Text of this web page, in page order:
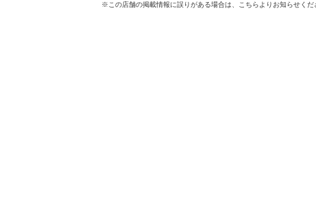
※この店舗の掲載情報に誤りがある場合は、こちらよりお知らせくだ